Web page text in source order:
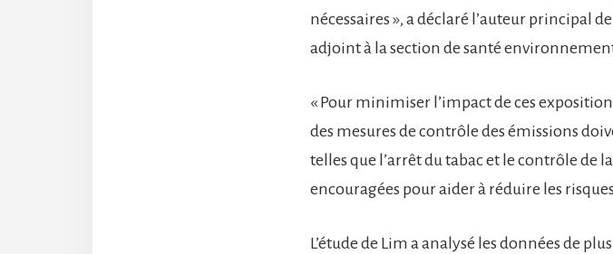
nécessaires », a déclaré l’auteur principal
adjoint à la section de santé
« Pour minimiser l’impact de ces
des mesures de contrôle des émissions
telles que l’arrêt du tabac et le contrôle de
encouragées pour aider à réduire les
L’étude de Lim a analysé les données de